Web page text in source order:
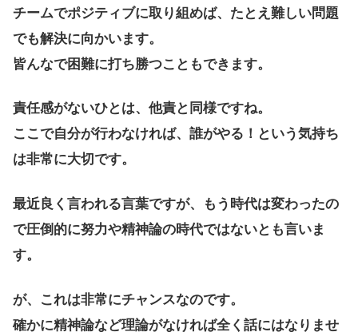
チームでポジティブに取り組めば、たとえ難しい問題
でも解決に向かいます。
皆んなで困難に打ち勝つこともできます。
責任感がないひとは、他責と同様ですね。
ここで自分が行わなければ、誰がやる！という気持ち
は非常に大切です。
最近良く言われる言葉ですが、もう時代は変わったの
で圧倒的に努力や精神論の時代ではないとも言いま
す。
が、これは非常にチャンスなのです。
確かに精神論など理論がなければ全く話にはなりませ